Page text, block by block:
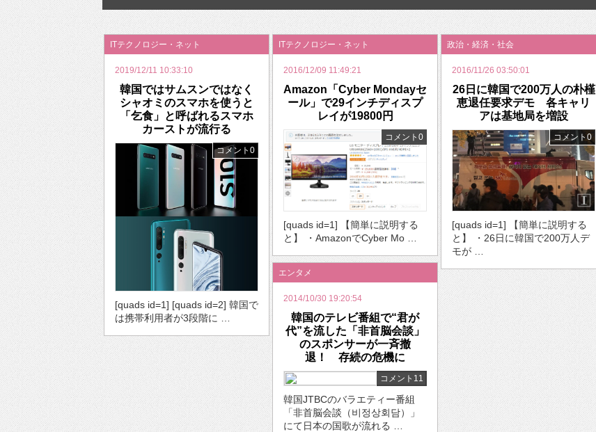
2026年のバレンタインは「自分で作って、想いを渡す」 TE･･･
ITテクノロジー・ネット
2019/12/11 10:33:10
韓国ではサムスンではなく
シャオミのスマホを使うと
「乞食」と呼ばれるスマホ
カーストが流行る
コメント0
[quads id=1] [quads id=2] 韓国で
は携帯利用者が3段階に …
ITテクノロジー・ネット
2016/12/09 11:49:21
Amazon「Cyber Mondayセ
ール」で29インチディスプ
レイが19800円
コメント0
[quads id=1] 【簡単に説明する
と】 ・AmazonでCyber Mo …
政治・経済・社会
2016/11/26 03:50:01
26日に韓国で200万人の朴槿
恵退任要求デモ 各キャリ
アは基地局を増設
コメント0
[quads id=1] 【簡単に説明する
と】 ・26日に韓国で200万人デ
モが …
エンタメ
2014/10/30 19:20:54
韓国のテレビ番組で“君が
代”を流した「非首脳会談」
のスポンサーが一斉撤
退！ 存続の危機に
コメント11
韓国JTBCのバラエティー番組
「非首脳会談（비정상회담）」
にて日本の国歌が流れる …